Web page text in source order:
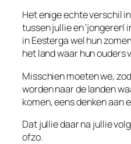
Het enige echte verschil
tussen jullie en ‘jongeren’
in Eesterga wel hun
het land waar hun ouders
Misschien moeten we,
worden naar de landen
komen, eens denken aan
Dat jullie daar na jullie
ofzo.